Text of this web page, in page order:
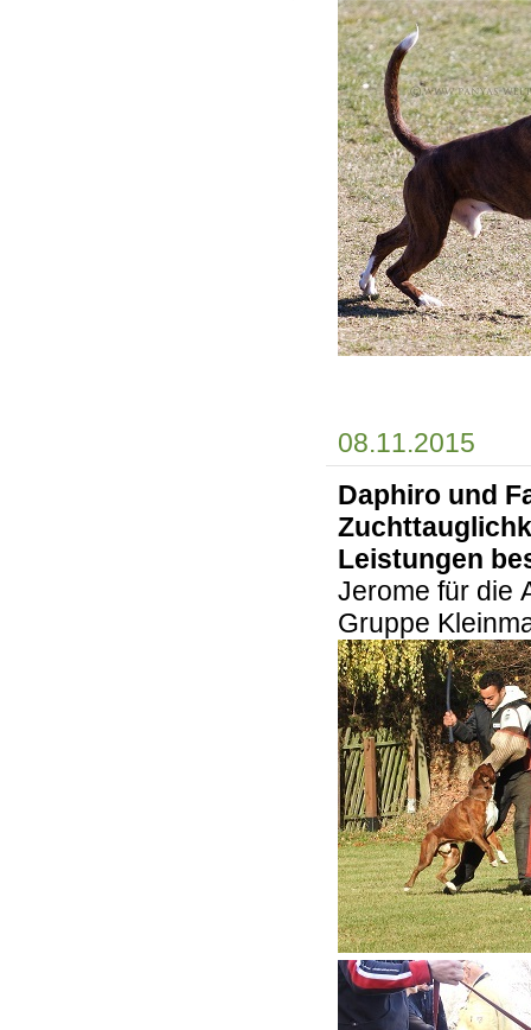
08.11.2015
Daphiro und
Leistungen
Jerome für die
Gruppe